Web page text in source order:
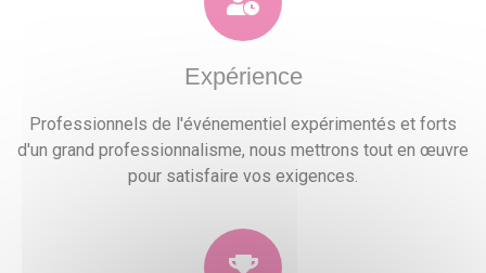
Expérience
Professionnels de l'événementiel expérimentés et forts
d'un grand professionnalisme, nous mettrons tout en œuvre
pour satisfaire vos exigences.